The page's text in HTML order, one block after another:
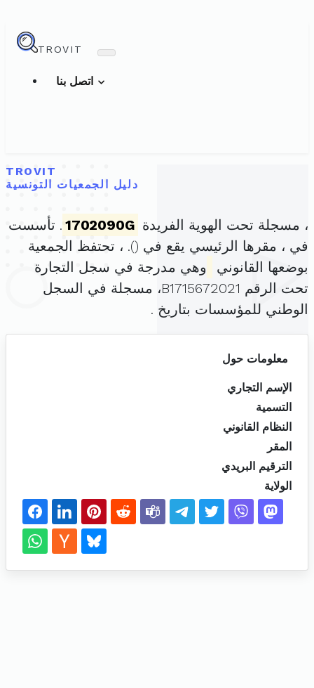
TROVIT
TROVIT
دليل الجمعيات التونسية
، مسجلة تحت الهوية الفريدة 1702090G . تأسست
في ، مقرها الرئيسي يقع في (). ، تحتفظ الجمعية
بوضعها القانوني
وهي مدرجة في سجل التجارة
تحت الرقم B1715672021، مسجلة في السجل
الوطني للمؤسسات بتاريخ .
معلومات حول
الإسم التجاري
التسمية
النظام القانوني
المقر
الترقيم البريدي
الولاية